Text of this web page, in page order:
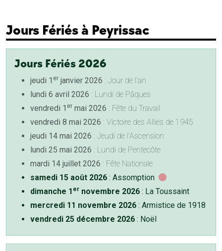
Jours Fériés à Peyrissac
Jours Fériés 2026
jeudi 1 er janvier 2026 : Jour de l'an
lundi 6 avril 2026 : Lundi de Pâques
vendredi 1 er mai 2026 : Fête du Travail
vendredi 8 mai 2026 : Victoire des Alliés de 1945
jeudi 14 mai 2026 : Jeudi de l'Ascension
lundi 25 mai 2026 : Lundi de Pentecôte
mardi 14 juillet 2026 : Fête Nationale
samedi 15 août 2026 : Assomption
dimanche 1 er novembre 2026 : La Toussaint
mercredi 11 novembre 2026 : Armistice de 1918
vendredi 25 décembre 2026 : Noël